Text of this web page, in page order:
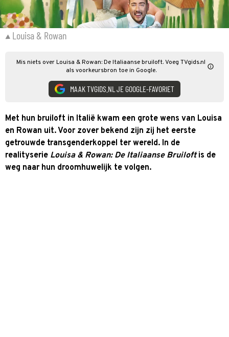
Louisa & Rowan
Mis niets over Louisa & Rowan: De Italiaanse bruiloft. Voeg TVgids.nl
als voorkeursbron toe in Google.
MAAK TVGIDS.NL JE GOOGLE-FAVORIET
Met hun bruiloft in Italië kwam een grote wens van Louisa
en Rowan uit. Voor zover bekend zijn zij het eerste
getrouwde transgenderkoppel ter wereld. In de
realityserie Louisa & Rowan: De Italiaanse Bruiloftis de
weg naar hun droomhuwelijk te volgen.